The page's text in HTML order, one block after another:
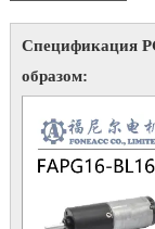
Спецификация
образом: